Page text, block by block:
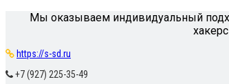
Мы оказываем индивидуальный
https://s-sd.ru
+7 (927) 225-35-49